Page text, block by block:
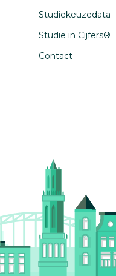
Studiekeuzedata
Studie in Cijfers®
Contact